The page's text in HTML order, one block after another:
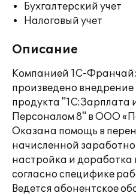
Бухгалтерский учет
Налоговый учет
Описание
Компанией 1С-
произведено
продукта "1С:Зарплата
Персоналом 8" в ООО
Оказана помощь в
начисленной
настройка и доработка
согласно специфике
Ведется абонентское